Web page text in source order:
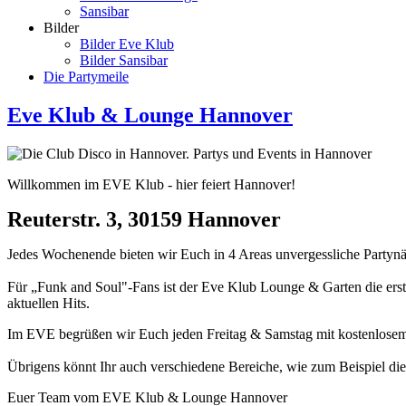
Sansibar
Bilder
Bilder Eve Klub
Bilder Sansibar
Die Partymeile
Eve Klub & Lounge Hannover
Willkommen im EVE Klub - hier feiert Hannover!
Reuterstr. 3, 30159 Hannover
Jedes Wochenende bieten wir Euch in 4 Areas unvergessliche
Für „Funk and Soul"-Fans ist der Eve Klub Lounge & Garten die
aktuellen Hits.
Im EVE begrüßen wir Euch jeden Freitag & Samstag mit
Übrigens könnt Ihr auch verschiedene Bereiche, wie zum Beispiel
Euer Team vom EVE Klub & Lounge Hannover